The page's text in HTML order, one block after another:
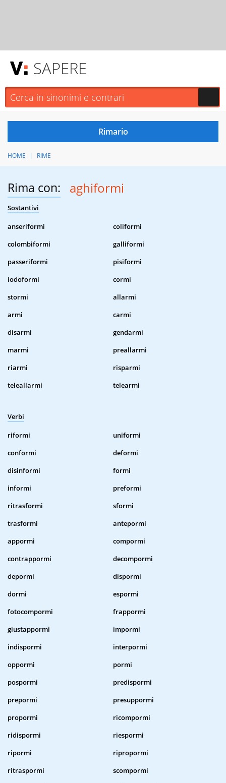
SAPERE
HOME RIME
Rima con: aghiformi
Sostantivi
anseriformi
coliformi
colombiformi
galliformi
passeriformi
pisiformi
iodoformi
cormi
stormi
allarmi
armi
carmi
disarmi
gendarmi
marmi
preallarmi
riarmi
risparmi
teleallarmi
telearmi
Verbi
riformi
uniformi
conformi
deformi
disinformi
formi
informi
preformi
ritrasformi
sformi
trasformi
antepormi
appormi
compormi
contrappormi
decompormi
depormi
dispormi
dormi
espormi
fotocompormi
frappormi
giustappormi
impormi
indispormi
interpormi
oppormi
pormi
pospormi
predispormi
prepormi
presuppormi
propormi
ricompormi
ridispormi
riespormi
ripormi
ripropormi
ritraspormi
scompormi